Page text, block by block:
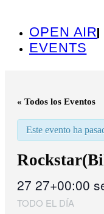
OPEN AIR
EVENTS
« Todos los Eventos
Este evento ha
27 27+00:00
TODO EL DÍA